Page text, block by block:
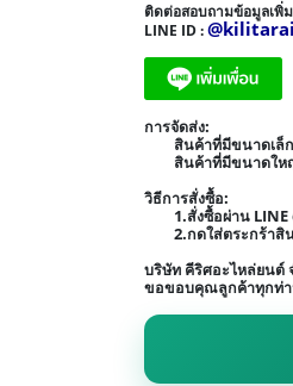
ติดต่อสอบถามข้อมูลเพิ่
LINE ID :
การจัดส่ง:
สินค้าที่มีขนาดเล็
สินค้าที่มีขนาดให
วิธีการสั่งซื้อ:
1.สั่งซื้อผ่าน LINE
2.กดใส่ตระกร้าสิ
บริษัท คีริศอะไหล่ยนต์
ขอขอบคุณลูกค้าทุกท่า